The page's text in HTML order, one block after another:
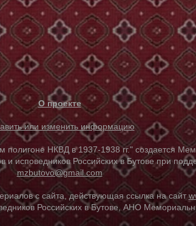
О проекте
или изменить информацию
НКВД в 1937-1938 гг." создается
и исповедников Российских в Бутове при
mzbutovo@gmail.com
с сайта, действующая ссылка на сайт
Российских в Бутове, АНО